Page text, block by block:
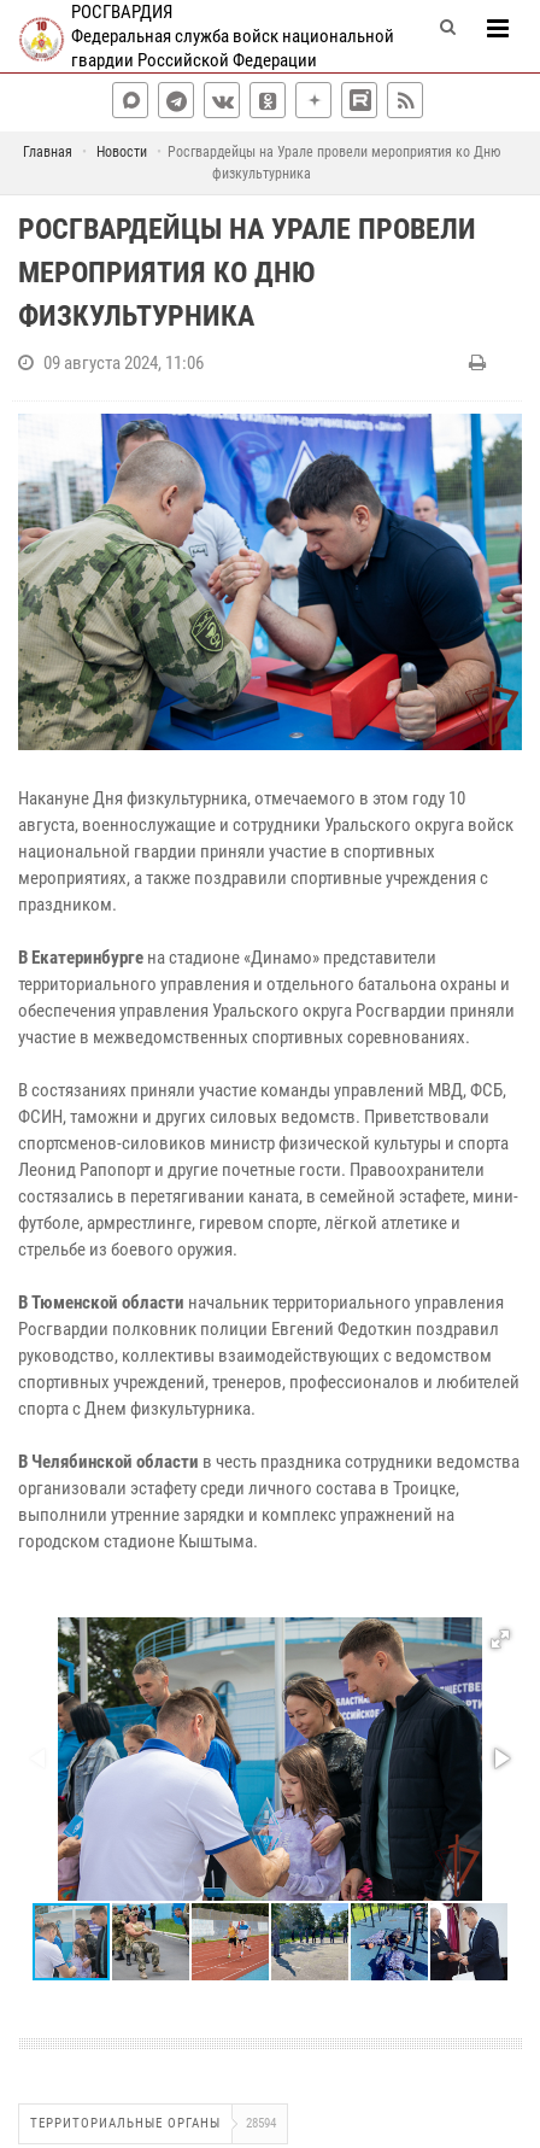
РОСГВАРДИЯ
Федеральная служба войск национальной
гвардии Российской Федерации
Главная Новости
Росгвардейцы на Урале провели мероприятия ко Дню
физкультурника
РОСГВАРДЕЙЦЫ НА УРАЛЕ ПРОВЕЛИ
МЕРОПРИЯТИЯ КО ДНЮ
ФИЗКУЛЬТУРНИКА
09 августа 2024, 11:06
Накануне Дня физкультурника, отмечаемого в этом году 10
августа, военнослужащие и сотрудники Уральского округа войск
национальной гвардии приняли участие в спортивных
мероприятиях, а также поздравили спортивные учреждения с
праздником.
В Екатеринбурге на стадионе «Динамо» представители
территориального управления и отдельного батальона охраны и
обеспечения управления Уральского округа Росгвардии приняли
участие в межведомственных спортивных соревнованиях.
В состязаниях приняли участие команды управлений МВД, ФСБ,
ФСИН, таможни и других силовых ведомств. Приветствовали
спортсменов-силовиков министр физической культуры и спорта
Леонид Рапопорт и другие почетные гости. Правоохранители
состязались в перетягивании каната, в семейной эстафете, мини-
футболе, армрестлинге, гиревом спорте, лёгкой атлетике и
стрельбе из боевого оружия.
В Тюменской области начальник территориального управления
Росгвардии полковник полиции Евгений Федоткин поздравил
руководство, коллективы взаимодействующих с ведомством
спортивных учреждений, тренеров, профессионалов и любителей
спорта с Днем физкультурника.
В Челябинской области в честь праздника сотрудники ведомства
организовали эстафету среди личного состава в Троицке,
выполнили утренние зарядки и комплекс упражнений на
городском стадионе Кыштыма.
ТЕРРИТОРИАЛЬНЫЕ ОРГАНЫ 28594